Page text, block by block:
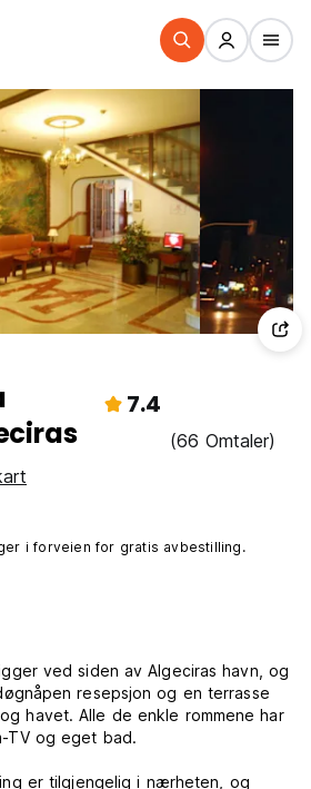
7.4
(66 Omtaler)
i forveien for gratis avbestilling.
ved siden av Algeciras havn, og
resepsjon og en terrasse
havet. Alle de enkle rommene har
TV og eget bad.
er tilgjengelig i nærheten, og